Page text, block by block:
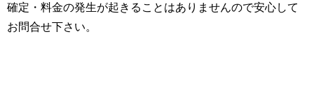
確定・料金の発生が起きることはありませんので安心して
お問合せ下さい。